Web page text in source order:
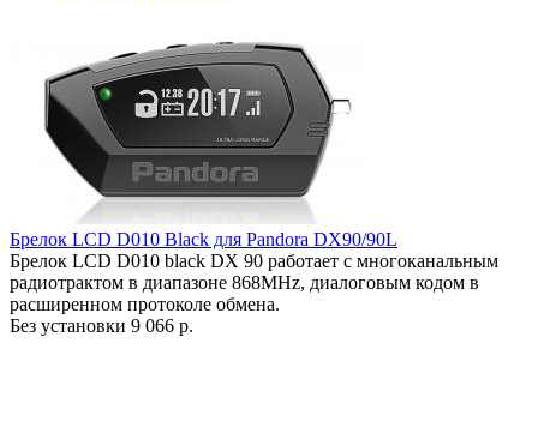
Брелок LCD D010 Black для Pandora DX90/90L
Брелок LCD D010 black DX 90 работает c многоканальным
радиотрактом в диапазоне 868MHz, диалоговым кодом в
расширенном протоколе обмена.
Без установки 9 066 р.